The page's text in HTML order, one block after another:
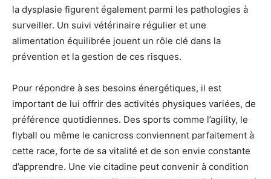
la dysplasie figurent également parmi les pathologies à
surveiller. Un suivi vétérinaire régulier et une
alimentation équilibrée jouent un rôle clé dans la
prévention et la gestion de ces risques.
Pour répondre à ses besoins énergétiques, il est
important de lui offrir des activités physiques variées, de
préférence quotidiennes. Des sports comme l’agility, le
flyball ou même le canicross conviennent parfaitement à
cette race, forte de sa vitalité et de son envie constante
d’apprendre. Une vie citadine peut convenir à condition